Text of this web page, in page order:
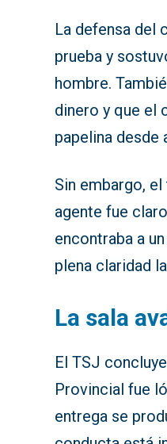
La defensa del
prueba y
hombre.
dinero y que el
papelina desde
Sin embargo,
agente fue
encontraba a
plena claridad
La sala
El TSJ
Provincial fue
entrega se